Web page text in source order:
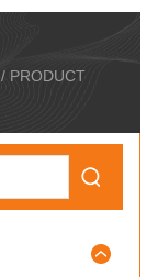
/ PRODUCT